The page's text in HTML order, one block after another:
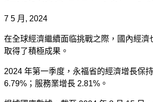
7 5 月, 2024
在全球經濟繼續面临挑戰之際，國內經
取得了積極成果。
2024 年第一季度，永福省的經濟增長保
6.79%；服務業增長 2.81%。